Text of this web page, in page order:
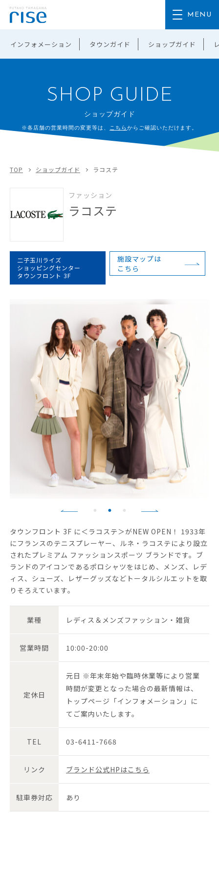
インフォメーション タウンガイド ショップガイド
SHOP GUIDE
ショップガイド
※各店舗の営業時間の変更等は、 こちらからご確認いただけます。
TOP ショップガイド ラコステ
ファッション
ラコステ
二子玉川ライズ
ショッピングセンター
タウンフロント 3F
施設マップは
こちら
タウンフロント 3F に＜ラコステ＞がNEW OPEN！ 1933年
にフランスのテニスプレーヤー、ルネ・ラコステにより設立
されたプレミアム ファッションスポーツ ブランドです。ブ
ランドのアイコンであるポロシャツをはじめ、メンズ、レデ
ィス、シューズ、レザーグッズなどトータルシルエットを取
りそろえています。
業種 レディス＆メンズファッション・雑貨
営業時間 10:00-20:00
定休日
元日 ※年末年始や臨時休業等により営業
時間が変更となった場合の最新情報は、
トップページ「インフォメーション」に
てご案内いたします。
TEL 03-6411-7668
リンク ブランド公式HPはこちら
駐車券対応 あり